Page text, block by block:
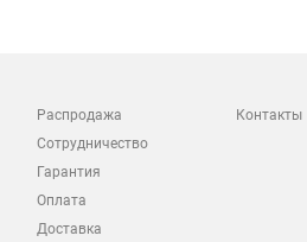
Распродажа
Сотрудничество
Гарантия
Оплата
Доставка
Контакты